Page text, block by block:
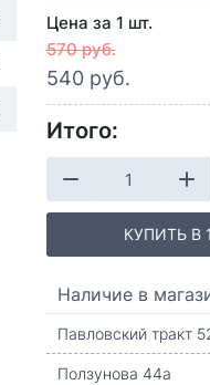
Цена за 1 шт.
570 руб.
540 руб.
Итого:
КУПИТЬ В
Наличие в
Павловский тракт
Ползунова 44а